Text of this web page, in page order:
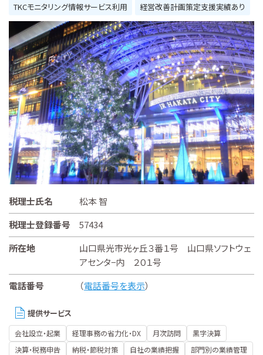
TKCモニタリング情報サービス利用
経営改善計画策定支援実績あり
税理士氏名
松本 智
税理士登録番号
57434
所在地
山口県光市光ヶ丘３番１号 山口県ソフトウェ
アセンタ−内 ２０１号
電話番号
（電話番号を表示）
提供サービス
会社設立・起業 経理事務の省力化・DX 月次訪問
黒字決算
決算・税務申告
納税・節税対策 自社の業績把握
部門別の業績管理